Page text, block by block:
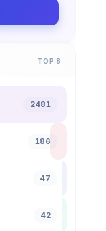
TOP 8
2481
186
47
42